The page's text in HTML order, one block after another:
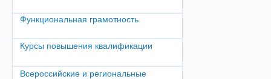
Функциональная грамотность
Курсы повышения квалификации
Всероссийские и региональные